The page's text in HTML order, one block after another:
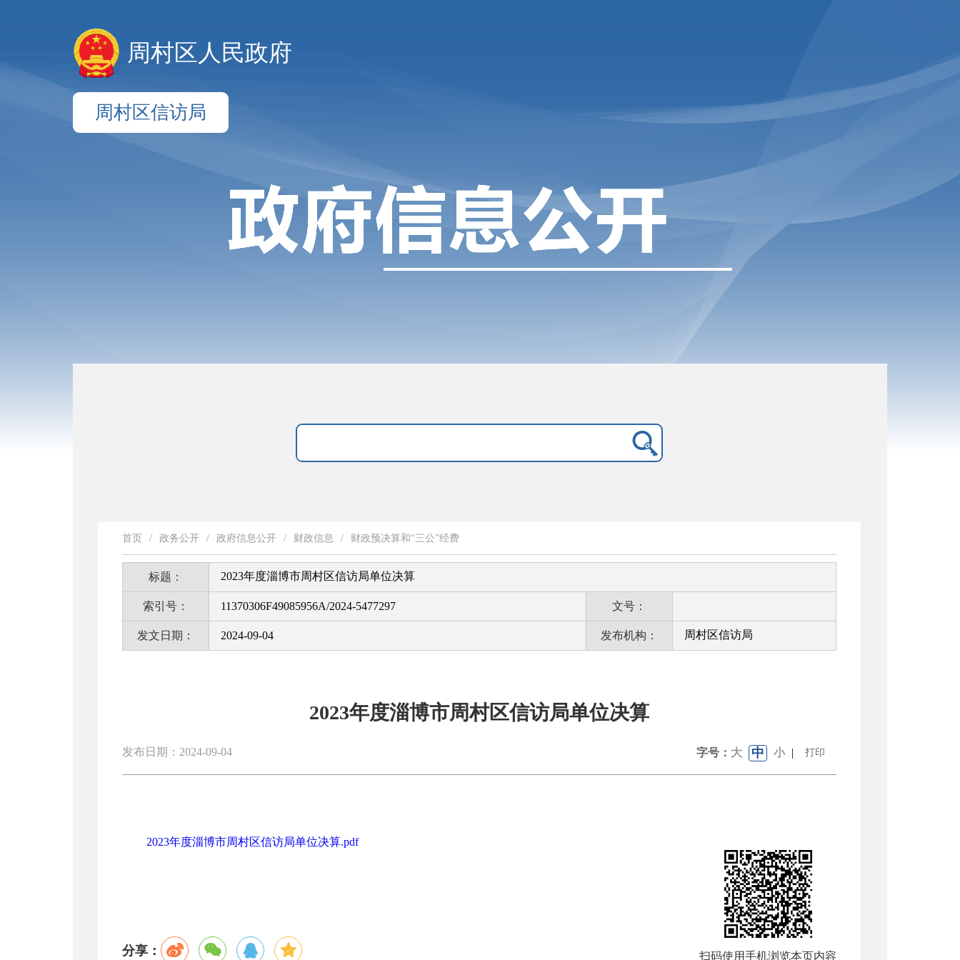
周村区人民政府
周村区信访局
首页 / 政务公开 / 政府信息公开 / 财政信息 / 财政预决算和“三公”经费
标题： 2023年度淄博市周村区信访局单位决算
索引号： 11370306F49085956A/2024-5477297 文号：
发文日期： 2024-09-04 发布机构： 周村区信访局
2023年度淄博市周村区信访局单位决算
发布日期：2024-09-04 字号： 大 中 小 | 打印
2023年度淄博市周村区信访局单位决算.pdf
分享： 扫码使用手机浏览本页内容